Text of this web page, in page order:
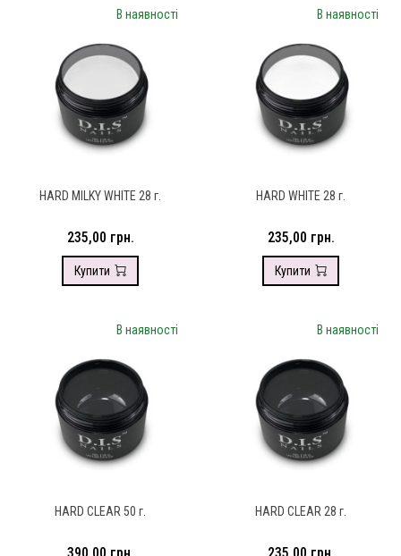
В наявності
HARD MILKY WHITE 28 г.
235,00 грн.
Купити
В наявності
HARD WHITE 28 г.
235,00 грн.
Купити
В наявності
HARD CLEAR 50 г.
В наявності
HARD CLEAR 28 г.